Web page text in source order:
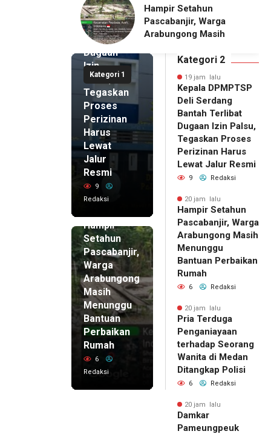
Pria Terduga
Penganiayaan terhadap
Seorang Wanita di
Kategori 1
Serdang
Bantah
Terlibat
Dugaan
Izin
Palsu,
Tegaskan
Proses
Perizinan
Harus
Lewat
Jalur
Resmi
9
Redaksi
Hampir
Setahun
Pascabanjir,
Warga
Arabungong
Masih
Menunggu
Bantuan
Perbaikan
Rumah
6
Redaksi
Kategori 2
19 jam lalu
Kepala DPMPTSP
Deli Serdang
Bantah Terlibat
Dugaan Izin Palsu,
Tegaskan Proses
Perizinan Harus
Lewat Jalur Resmi
9 Redaksi
20 jam lalu
Hampir Setahun
Pascabanjir, Warga
Arabungong Masih
Menunggu
Bantuan Perbaikan
Rumah
6 Redaksi
20 jam lalu
Pria Terduga
Penganiayaan
terhadap Seorang
Wanita di Medan
Ditangkap Polisi
6 Redaksi
20 jam lalu
Damkar
Pameungpeuk